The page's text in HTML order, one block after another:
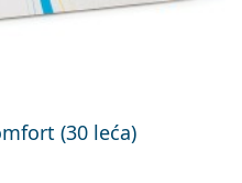
(30 leća)